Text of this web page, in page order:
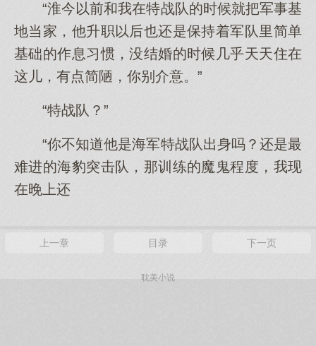
“淮今以前和我在特战队的时候就把军事基
地当家，他升职以后也还是保持着军队里简单
基础的作息习惯，没结婚的时候几乎天天住在
这儿，有点简陋，你别介意。”
“特战队？”
“你不知道他是海军特战队出身吗？还是最
难进的海豹突击队，那训练的魔鬼程度，我现
在晚上还
上一章 目录 下一页
耽美小说